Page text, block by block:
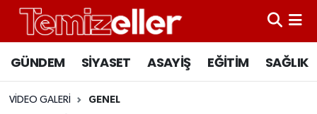
GÜNDEM SİYASET ASAYİŞ EĞİTİM SAĞLIK
VIDEO GALERI GENEL
CANLI YAYIN
Hava Durumu